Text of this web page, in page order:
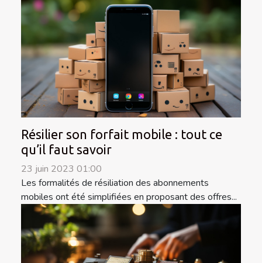
Résilier son forfait mobile : tout ce
qu’il faut savoir
23 juin 2023 01:00
Les formalités de résiliation des abonnements
mobiles ont été simplifiées en proposant des offres...